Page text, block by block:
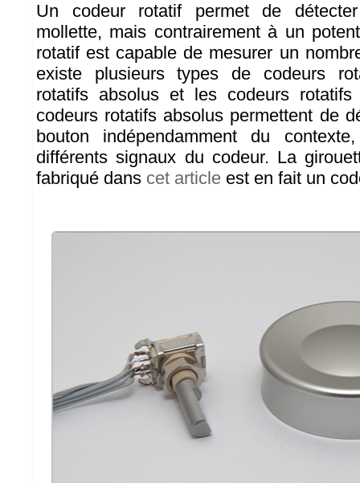
Un codeur rotatif permet de
mollette, mais contrairement à un
rotatif est capable de mesurer un
existe plusieurs types de codeurs
rotatifs absolus et les codeurs rotatifs
codeurs rotatifs absolus permettent de
bouton indépendamment du
différents signaux du codeur. La
fabriqué dans cet article est en fait un